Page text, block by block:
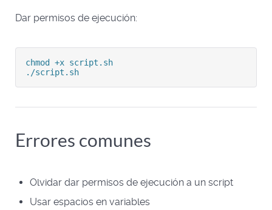
Dar permisos de ejecución:
chmod +x script.sh
./script.sh
Errores comunes
Olvidar dar permisos de ejecución a un script
Usar espacios en variables